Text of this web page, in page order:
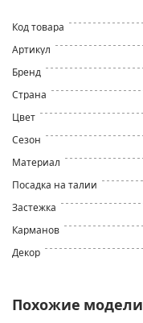
Код товара
Артикул
Бренд
Страна
Цвет
Сезон
Материал
Посадка на талии
Застежка
Карманов
Декор
Похожие модели